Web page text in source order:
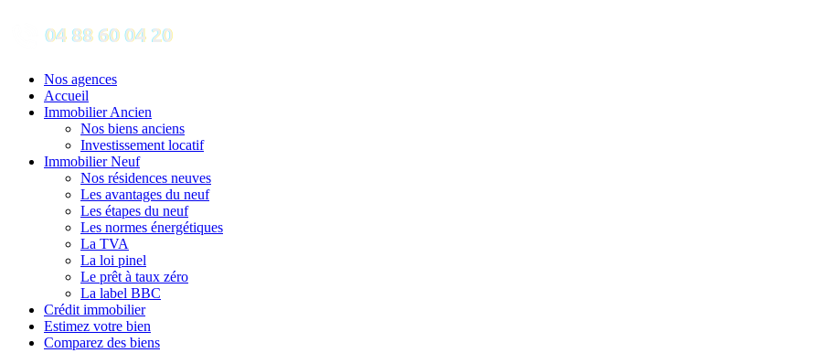
Nos agences
Accueil
Immobilier Ancien
Nos biens anciens
Investissement locatif
Immobilier Neuf
Nos résidences neuves
Les avantages du neuf
Les étapes du neuf
Les normes énergétiques
La TVA
La loi pinel
Le prêt à taux zéro
La label BBC
Crédit immobilier
Estimez votre bien
Comparez des biens